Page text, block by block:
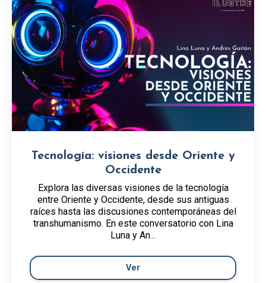
Tecnología: visiones desde Oriente y
Occidente
Explora las diversas visiones de la tecnología
entre Oriente y Occidente, desde sus antiguas
raíces hasta las discusiones contemporáneas del
transhumanismo. En este conversatorio con Lina
Luna y An...
Ver